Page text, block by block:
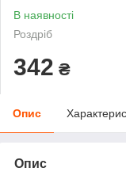
В наявності
Роздріб
342 ₴
Опис
Опис